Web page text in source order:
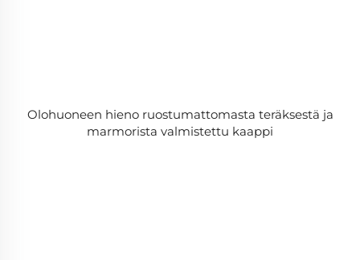
Olohuoneen hieno ruostumattomasta teräksestä ja
marmorista valmistettu kaappi